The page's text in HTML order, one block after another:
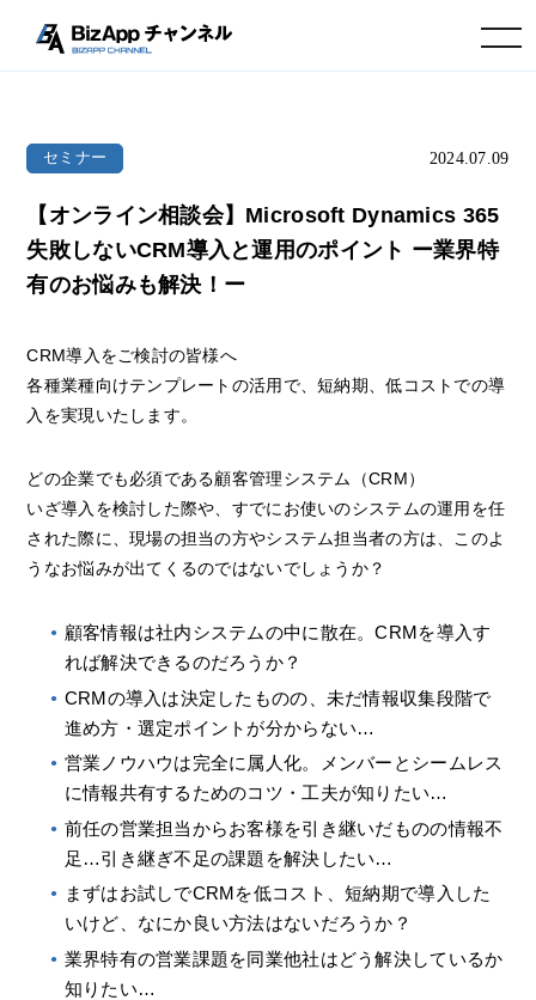
toggle navigation
セミナー 2024.07.09
【オンライン相談会】Microsoft Dynamics 365
失敗しないCRM導入と運用のポイント ー業界特
有のお悩みも解決！ー
CRM導入をご検討の皆様へ
各種業種向けテンプレートの活用で、短納期、低コストでの導
入を実現いたします。
どの企業でも必須である顧客管理システム（CRM）
いざ導入を検討した際や、すでにお使いのシステムの運用を任
された際に、現場の担当の方やシステム担当者の方は、このよ
うなお悩みが出てくるのではないでしょうか？
顧客情報は社内システムの中に散在。CRMを導入す
れば解決できるのだろうか？
CRMの導入は決定したものの、未だ情報収集段階で
進め方・選定ポイントが分からない…
営業ノウハウは完全に属人化。メンバーとシームレス
に情報共有するためのコツ・工夫が知りたい…
前任の営業担当からお客様を引き継いだものの情報不
足…引き継ぎ不足の課題を解決したい…
まずはお試しでCRMを低コスト、短納期で導入した
いけど、なにか良い方法はないだろうか？
業界特有の営業課題を同業他社はどう解決しているか
知りたい…